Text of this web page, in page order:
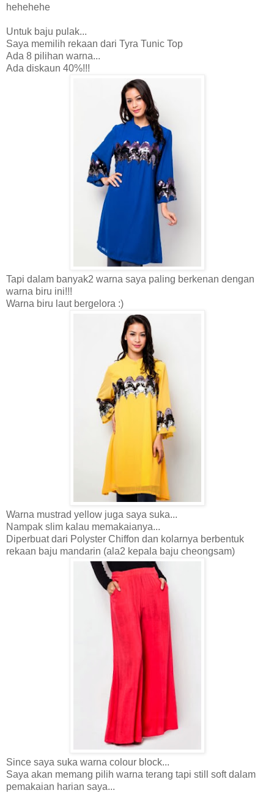
hehehehe
Untuk baju pulak...
Saya memilih rekaan dari Tyra Tunic Top
Ada 8 pilihan warna...
Ada diskaun 40%!!!
Tapi dalam banyak2 warna saya paling berkenan dengan
warna biru ini!!!
Warna biru laut bergelora :)
Warna mustrad yellow juga saya suka...
Nampak slim kalau memakaianya...
Diperbuat dari Polyster Chiffon dan kolarnya berbentuk
rekaan baju mandarin (ala2 kepala baju cheongsam)
Since saya suka warna colour block...
Saya akan memang pilih warna terang tapi still soft dalam
pemakaian harian saya...